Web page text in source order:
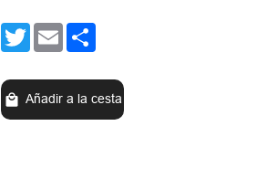
Facebook
TwitterEmail
Añadir a la cesta